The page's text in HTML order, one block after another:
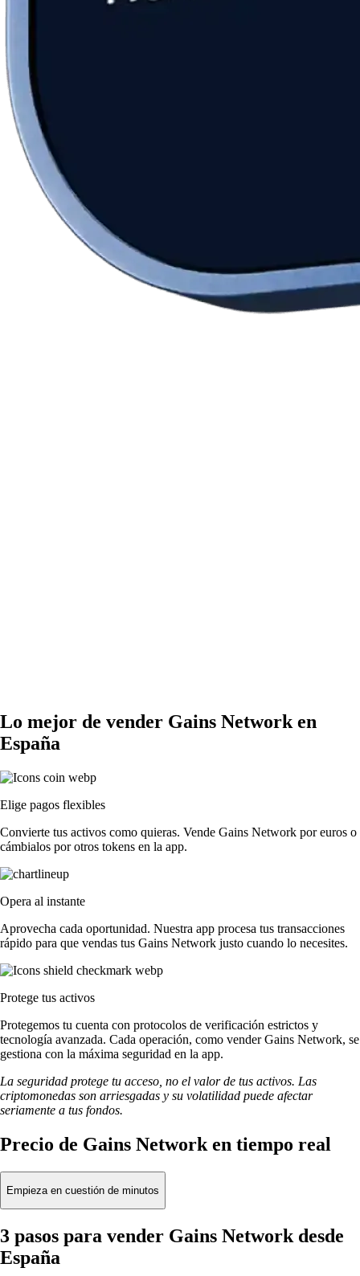
Lo mejor de vender Gains Network en
España
Elige pagos flexibles
Convierte tus activos como quieras. Vende Gains Network por euros o
cámbialos por otros tokens en la app.
Opera al instante
Aprovecha cada oportunidad. Nuestra app procesa tus transacciones
rápido para que vendas tus Gains Network justo cuando lo necesites.
Protege tus activos
Protegemos tu cuenta con protocolos de verificación estrictos y
tecnología avanzada. Cada operación, como vender Gains Network, se
gestiona con la máxima seguridad en la app.
La seguridad protege tu acceso, no el valor de tus activos. Las
criptomonedas son arriesgadas y su volatilidad puede afectar
seriamente a tus fondos.
Precio de Gains Network en tiempo real
Empieza en cuestión de minutos
3 pasos para vender Gains Network desde
España